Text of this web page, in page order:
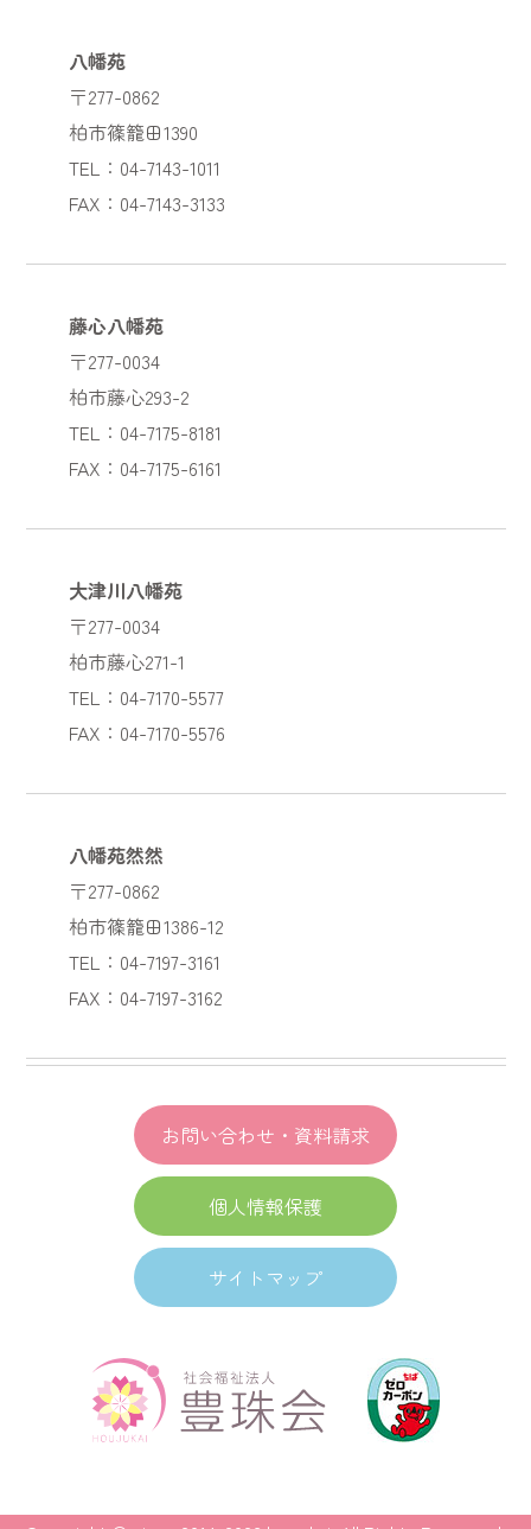
八幡苑
〒277-0862
柏市篠籠田1390
TEL：04-7143-1011
FAX：04-7143-3133
藤心八幡苑
〒277-0034
柏市藤心293-2
TEL：04-7175-8181
FAX：04-7175-6161
大津川八幡苑
〒277-0034
柏市藤心271-1
TEL：04-7170-5577
FAX：04-7170-5576
八幡苑然然
〒277-0862
柏市篠籠田1386-12
TEL：04-7197-3161
FAX：04-7197-3162
お問い合わせ・資料請求
個人情報保護
サイトマップ